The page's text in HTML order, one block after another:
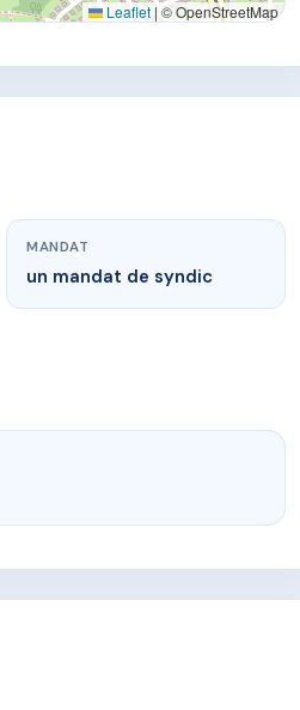
Leaflet | © OpenStreetMap
MANDAT
un mandat de syndic